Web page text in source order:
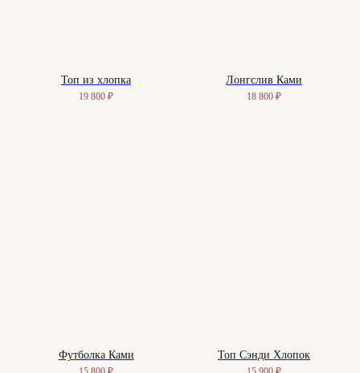
Топ из хлопка
19 800 ₽
Лонгслив Ками
18 800 ₽
Футболка Ками Топ Сэнди Хлопок